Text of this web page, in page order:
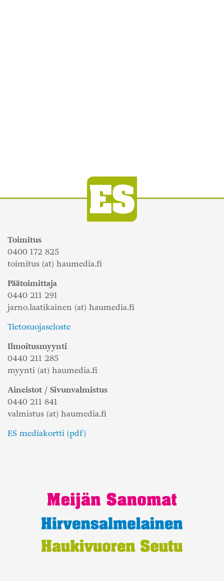
Toimitus
0400 172 825
toimitus (at) haumedia.fi
Päätoimittaja
0440 211 291
jarno.laatikainen (at) haumedia.fi
Tietosuojaseloste
Ilmoitusmyynti
0440 211 285
myynti (at) haumedia.fi
Aineistot / Sivunvalmistus
0440 211 841
valmistus (at) haumedia.fi
ES mediakortti (pdf)